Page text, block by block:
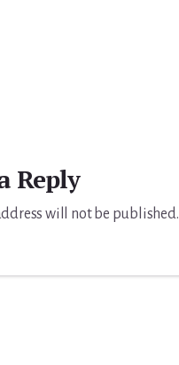
Reply
will not be published.